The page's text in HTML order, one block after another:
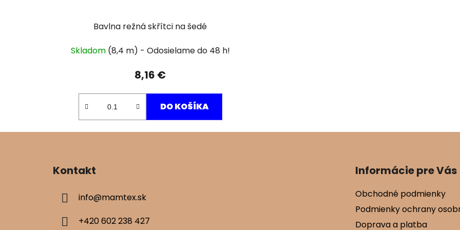
Bavlna režná skřítci na šedé
Skladom (8,4 m)
8,16 €
DO KOŠÍKA
Kontakt
info@mamtex.sk
+420 602 238 427
Informácie pre Vás
Obchodné podmienky
Podmienky ochrany
Doprava a platba